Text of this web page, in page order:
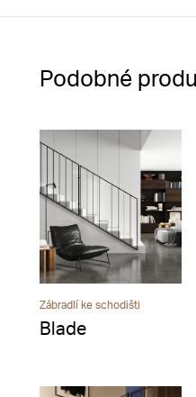
Podobné
Zábradlí ke schodišti
Blade